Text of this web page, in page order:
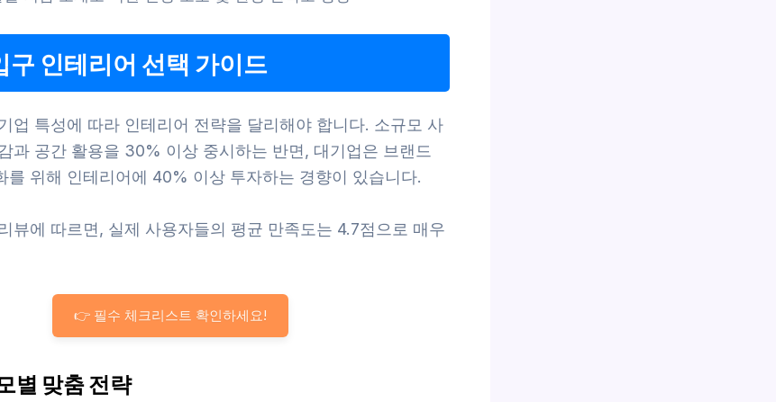
구 인테리어 선택 가이드
업 특성에 따라 인테리어 전략을 달리해야 합니다. 소규모 사
과 공간 활용을 30% 이상 중시하는 반면, 대기업은 브랜드
를 위해 인테리어에 40% 이상 투자하는 경향이 있습니다.
뷰에 따르면, 실제 사용자들의 평균 만족도는 4.7점으로 매우
👉 필수 체크리스트 확인하세요!
별 맞춤 전략